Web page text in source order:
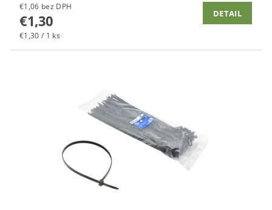
€1,06 bez DPH
€1,30
€1,30 / 1 ks
DETAIL